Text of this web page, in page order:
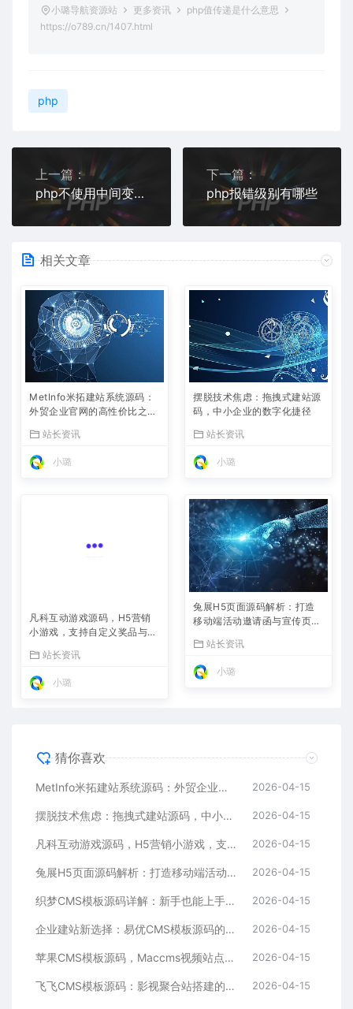
小璐导航资源站 更多资讯
php值传递是什么意思
https://o789.cn/1407.html
php
上一篇：
php不使用中间变量怎么互换两变量的值
下一篇：
php报错级别有哪些
相关文章
MetInfo米拓建站系统源码：
外贸企业官网的高性价比之
站长资讯
小璐
摆脱技术焦虑：拖拽式建站源
码，中小企业的数字化捷径
站长资讯
小璐
凡科互动游戏源码，H5营销
小游戏，支持自定义奖品与分
站长资讯
小璐
兔展H5页面源码解析：打造
移动端活动邀请函与宣传页的
站长资讯
小璐
猜你喜欢
MetInfo米拓建站系统源码：外贸企业官网的高性价比之选，内置SEO省心落地 2026-04-15
摆脱技术焦虑：拖拽式建站源码，中小企业的数字化捷径 2026-04-15
凡科互动游戏源码，H5营销小游戏，支持自定义奖品与分享 2026-04-15
兔展H5页面源码解析：打造移动端活动邀请函与宣传页的利器 2026-04-15
织梦CMS模板源码详解：新手也能上手的DedeCMS二次开发与建站指南 2026-04-15
企业建站新选择：易优CMS模板源码的多语言与SEO优势 2026-04-15
苹果CMS模板源码，Maccms视频站点，影视资源站模板首选 2026-04-15
飞飞CMS模板源码：影视聚合站搭建的理想之选 2026-04-15